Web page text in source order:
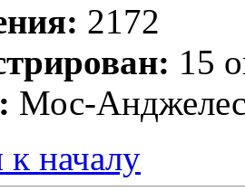
2172
15
Мос-
к началу